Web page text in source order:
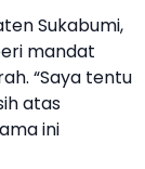
Sukabumi,
mandat
“Saya tentu
atas
ini